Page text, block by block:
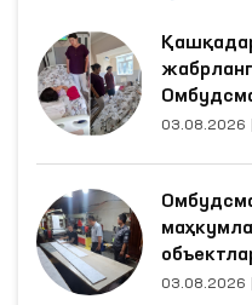
03.08.2026
03.08.2026